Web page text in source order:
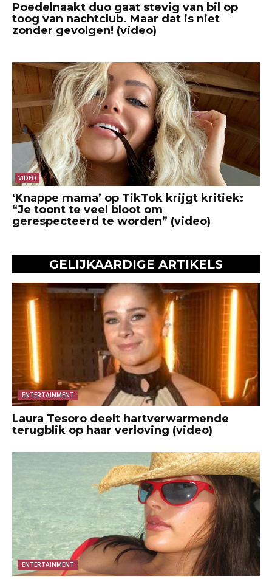
Poedelnaakt duo gaat stevig van bil op
toog van nachtclub. Maar dat is niet
zonder gevolgen! (video)
VIDEO
‘Knappe mama’ op TikTok krijgt kritiek:
“Je toont te veel bloot om
gerespecteerd te worden” (video)
GELIJKAARDIGE ARTIKELS
ENTERTAINMENT
Laura Tesoro deelt hartverwarmende
terugblik op haar verloving (video)
ENTERTAINMENT